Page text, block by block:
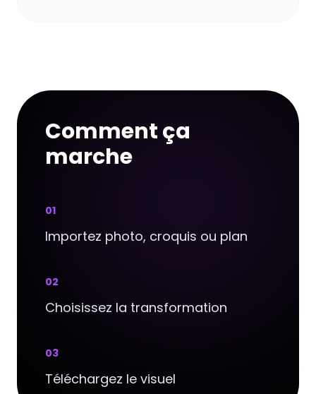
Comment ça
marche
01
Importez photo, croquis ou plan
02
Choisissez la transformation
03
Téléchargez le visuel